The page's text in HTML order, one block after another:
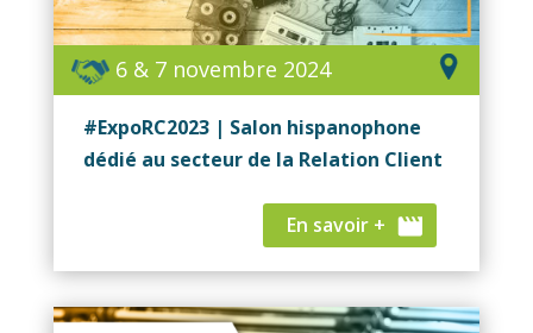
6 & 7 novembre 2024
#ExpoRC2023 | Salon hispanophone
dédié au secteur de la Relation Client
En savoir +